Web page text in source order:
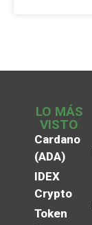
LO MÁS
VISTO
Cardano
(ADA)
IDEX
Crypto
Token